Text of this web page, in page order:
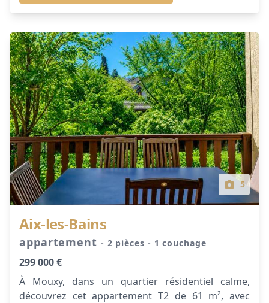
5
Aix-les-Bains
appartement - 2 pièces - 1 couchage
299 000 €
À Mouxy, dans un quartier résidentiel calme,
découvrez cet appartement T2 de 61 m², avec